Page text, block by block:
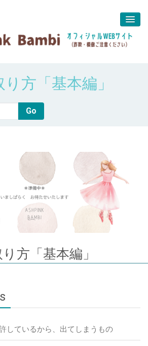
方「基本編」
Go
方「基本編」
しているから、出てしまうもの